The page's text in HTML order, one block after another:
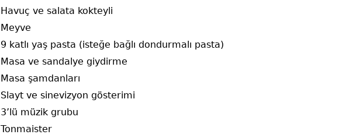
Havuç ve salata kokteyli
Meyve
9 katlı yaş pasta (isteğe bağlı dondurmalı pasta)
Masa ve sandalye giydirme
Masa şamdanları
Slayt ve sinevizyon gösterimi
3’lü müzik grubu
Tonmaister